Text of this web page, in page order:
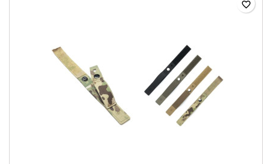
favorite_border